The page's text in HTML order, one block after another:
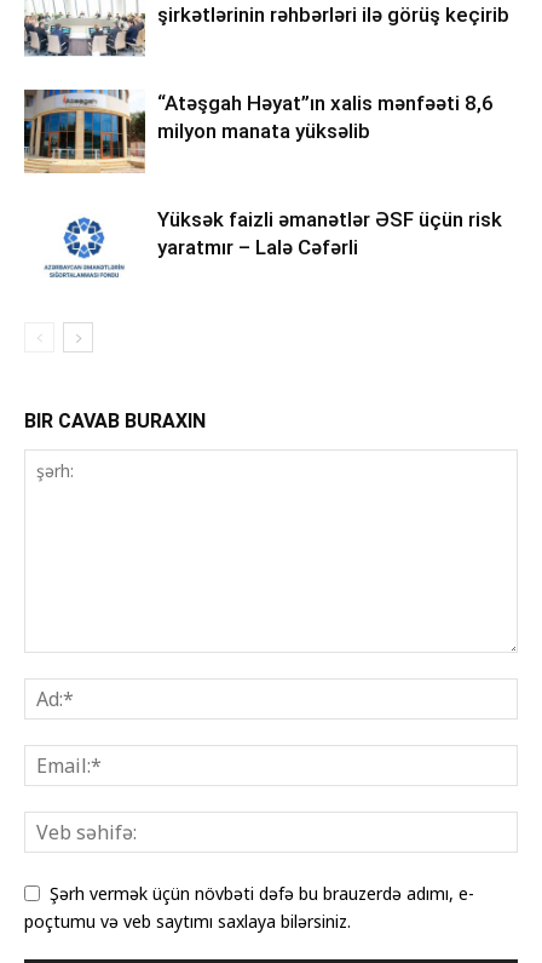
şirkətlərinin rəhbərləri ilə görüş keçirib
“Atəşgah Həyat”ın xalis mənfəəti 8,6
milyon manata yüksəlib
Yüksək faizli əmanətlər ƏSF üçün risk
yaratmır – Lalə Cəfərli
BIR CAVAB BURAXIN
Şərh vermək üçün növbəti dəfə bu brauzerdə adımı, e-
poçtumu və veb saytımı saxlaya bilərsiniz.